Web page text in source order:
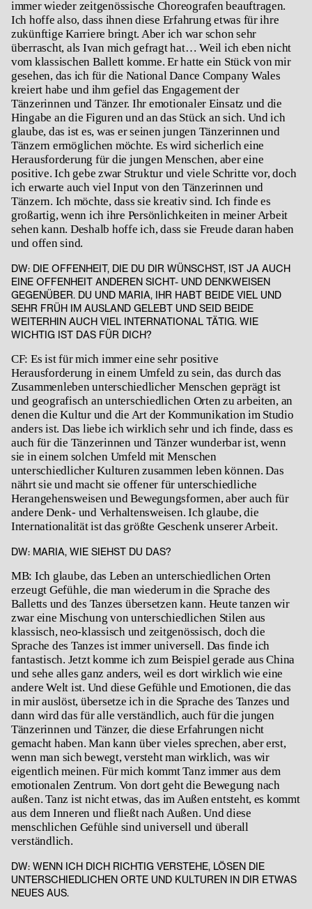
immer wieder zeitgenössische Choreografen beauftragen.
Ich hoffe also, dass ihnen diese Erfahrung etwas für ihre
zukünftige Karriere bringt. Aber ich war schon sehr
überrascht, als Ivan mich gefragt hat… Weil ich eben nicht
vom klassischen Ballett komme. Er hatte ein Stück von mir
gesehen, das ich für die National Dance Company Wales
kreiert habe und ihm gefiel das Engagement der
Tänzerinnen und Tänzer. Ihr emotionaler Einsatz und die
Hingabe an die Figuren und an das Stück an sich. Und ich
glaube, das ist es, was er seinen jungen Tänzerinnen und
Tänzern ermöglichen möchte. Es wird sicherlich eine
Herausforderung für die jungen Menschen, aber eine
positive. Ich gebe zwar Struktur und viele Schritte vor, doch
ich erwarte auch viel Input von den Tänzerinnen und
Tänzern. Ich möchte, dass sie kreativ sind. Ich finde es
großartig, wenn ich ihre Persönlichkeiten in meiner Arbeit
sehen kann. Deshalb hoffe ich, dass sie Freude daran haben
und offen sind.
DW: DIE OFFENHEIT, DIE DU DIR WÜNSCHST, IST JA AUCH
EINE OFFENHEIT ANDEREN SICHT- UND DENKWEISEN
GEGENÜBER. DU UND MARIA, IHR HABT BEIDE VIEL UND
SEHR FRÜH IM AUSLAND GELEBT UND SEID BEIDE
WEITERHIN AUCH VIEL INTERNATIONAL TÄTIG. WIE
WICHTIG IST DAS FÜR DICH?
CF: Es ist für mich immer eine sehr positive
Herausforderung in einem Umfeld zu sein, das durch das
Zusammenleben unterschiedlicher Menschen geprägt ist
und geografisch an unterschiedlichen Orten zu arbeiten, an
denen die Kultur und die Art der Kommunikation im Studio
anders ist. Das liebe ich wirklich sehr und ich finde, dass es
auch für die Tänzerinnen und Tänzer wunderbar ist, wenn
sie in einem solchen Umfeld mit Menschen
unterschiedlicher Kulturen zusammen leben können. Das
nährt sie und macht sie offener für unterschiedliche
Herangehensweisen und Bewegungsformen, aber auch für
andere Denk- und Verhaltensweisen. Ich glaube, die
Internationalität ist das größte Geschenk unserer Arbeit.
DW: MARIA, WIE SIEHST DU DAS?
MB: Ich glaube, das Leben an unterschiedlichen Orten
erzeugt Gefühle, die man wiederum in die Sprache des
Balletts und des Tanzes übersetzen kann. Heute tanzen wir
zwar eine Mischung von unterschiedlichen Stilen aus
klassisch, neo-klassisch und zeitgenössisch, doch die
Sprache des Tanzes ist immer universell. Das finde ich
fantastisch. Jetzt komme ich zum Beispiel gerade aus China
und sehe alles ganz anders, weil es dort wirklich wie eine
andere Welt ist. Und diese Gefühle und Emotionen, die das
in mir auslöst, übersetze ich in die Sprache des Tanzes und
dann wird das für alle verständlich, auch für die jungen
Tänzerinnen und Tänzer, die diese Erfahrungen nicht
gemacht haben. Man kann über vieles sprechen, aber erst,
wenn man sich bewegt, versteht man wirklich, was wir
eigentlich meinen. Für mich kommt Tanz immer aus dem
emotionalen Zentrum. Von dort geht die Bewegung nach
außen. Tanz ist nicht etwas, das im Außen entsteht, es kommt
aus dem Inneren und fließt nach Außen. Und diese
menschlichen Gefühle sind universell und überall
verständlich.
DW: WENN ICH DICH RICHTIG VERSTEHE, LÖSEN DIE
UNTERSCHIEDLICHEN ORTE UND KULTUREN IN DIR ETWAS
NEUES AUS.